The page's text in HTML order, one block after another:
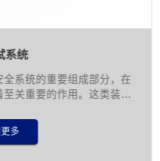
系统
全系统的重要组成部分，在
关重要的作用。这类装置
效预防交通事故的发生。
路安全要求的不断提高，
多